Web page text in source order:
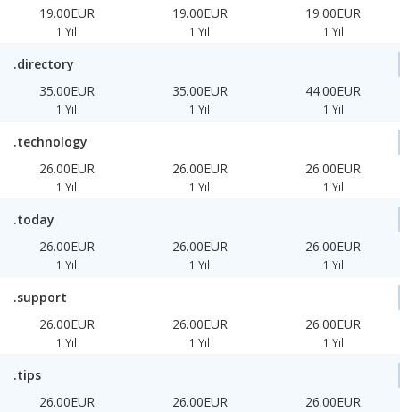
19.00EUR
1 Yıl
19.00EUR
1 Yıl
19.00EUR
1 Yıl
.directory
35.00EUR
1 Yıl
35.00EUR
1 Yıl
44.00EUR
1 Yıl
.technology
26.00EUR
1 Yıl
26.00EUR
1 Yıl
26.00EUR
1 Yıl
.today
26.00EUR
1 Yıl
26.00EUR
1 Yıl
26.00EUR
1 Yıl
.support
26.00EUR
1 Yıl
26.00EUR
1 Yıl
26.00EUR
1 Yıl
.tips
26.00EUR
26.00EUR 26.00EUR